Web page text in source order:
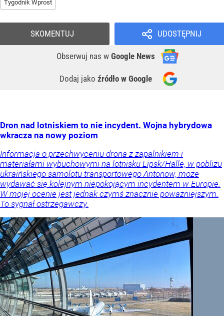
Tygodnik Wprost
UDOSTĘPNIJ
Obserwuj nas w Google News
Dodaj jako źródło w Google
SKOMENTUJ
Dron nad lotniskiem to nie incydent. Wojna hybrydowa
wkracza na nowy poziom
Informacja o przechwyceniu drona z zapalnikiem i
materiałami wybuchowymi na lotnisku Lipsk/Halle, w pobliżu
ukraińskiego samolotu transportowego Antonow, może
wydawać się kolejnym niepokojącym incydentem w Europie.
W mojej ocenie jest jednak czymś znacznie poważniejszym.
To sygnał ostrzegawczy.